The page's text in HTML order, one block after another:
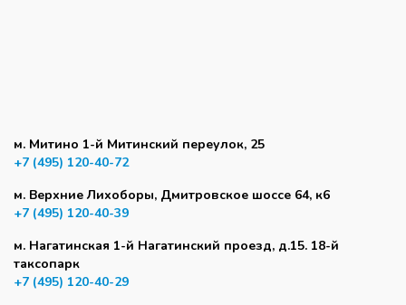
м. Митино 1-й Митинский переулок, 25
+7 (495) 120-40-72
м. Верхние Лихоборы, Дмитровское шоссе 64, к6
+7 (495) 120-40-39
м. Нагатинская 1-й Нагатинский проезд, д.15. 18-й
таксопарк
+7 (495) 120-40-29